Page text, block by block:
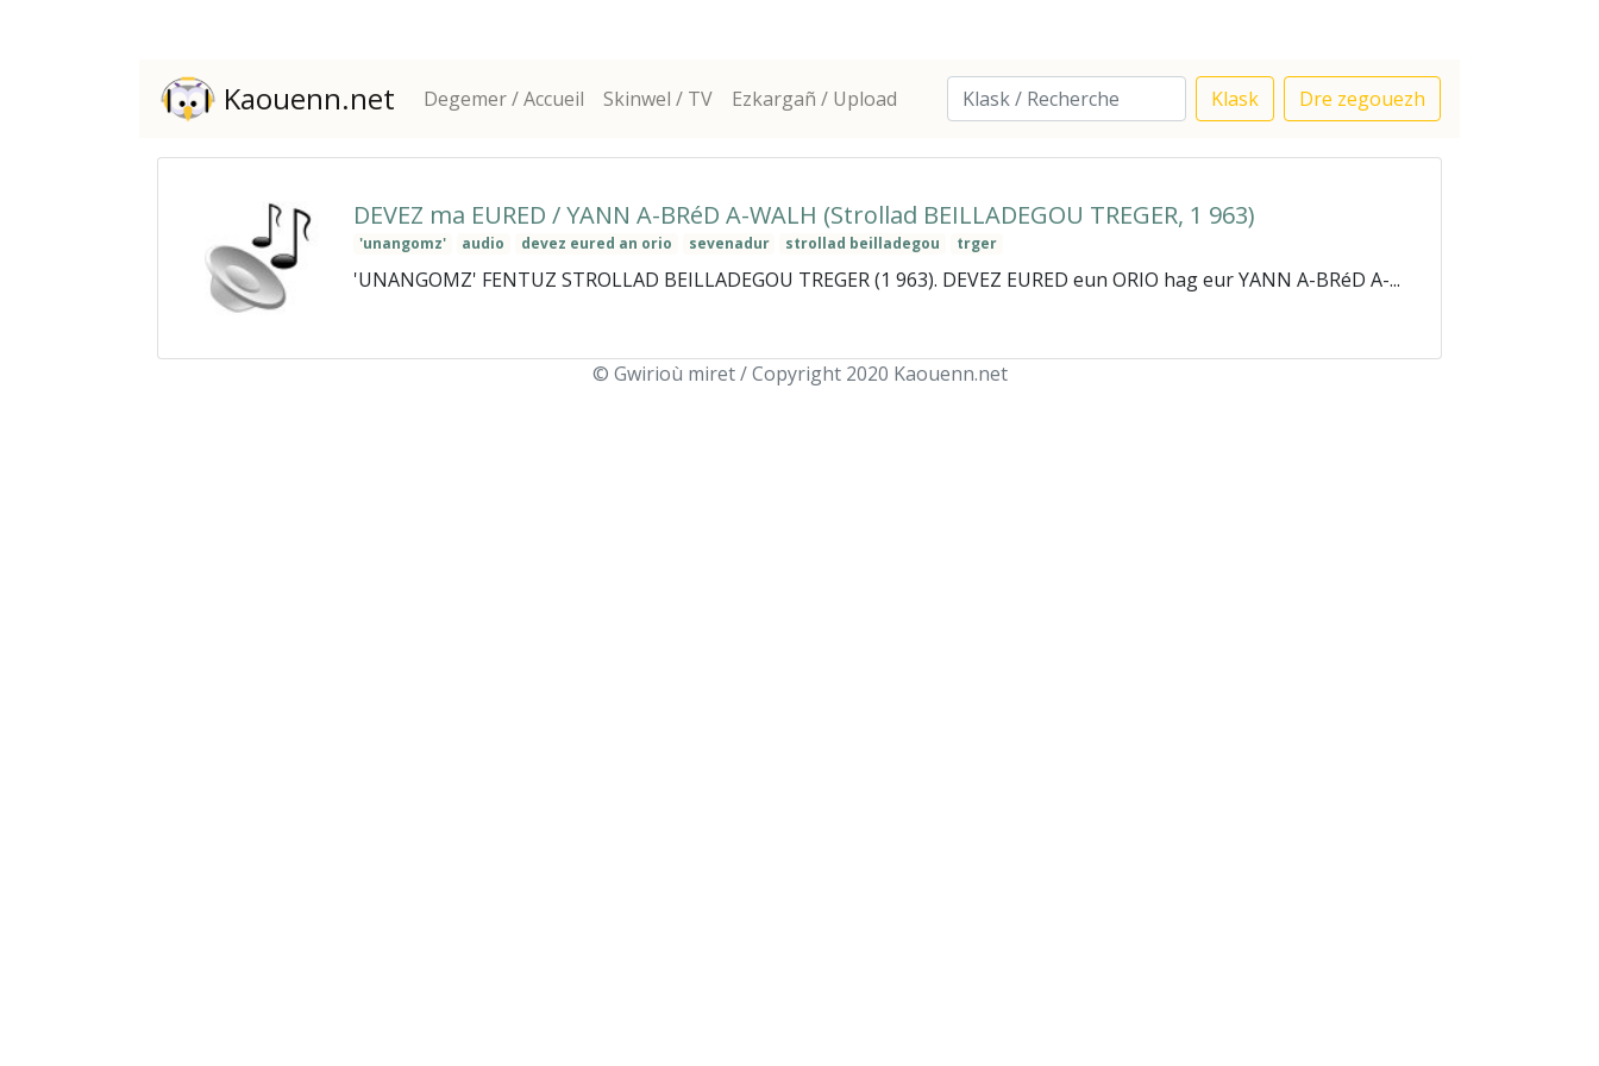
Kaouenn.net Degemer / Accueil Skinwel / TV Ezkargañ / Upload Klask Dre zegouezh
DEVEZ ma EURED / YANN A-BRéD A-WALH (Strollad BEILLADEGOU TREGER, 1 963)
'unangomz' audio devez eured an orio sevenadur strollad beilladegou trger
'UNANGOMZ' FENTUZ STROLLAD BEILLADEGOU TREGER (1 963). DEVEZ EURED eun ORIO hag eur YANN A-BRéD A-...
© Gwirioù miret / Copyright 2020 Kaouenn.net